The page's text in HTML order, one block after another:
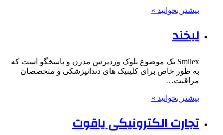
بیشتر بخوانید »
لبخند
Smilex یک موضوع بلوک وردپرس مدرن و پاسخگو است که
به طور خاص برای کلینیک های دندانپزشکی و متخصصان
مراقبت…
بیشتر بخوانید »
تجارت الکترونیکی یاقوت